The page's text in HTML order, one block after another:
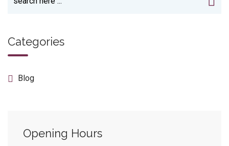
Categories
Blog
Opening Hours